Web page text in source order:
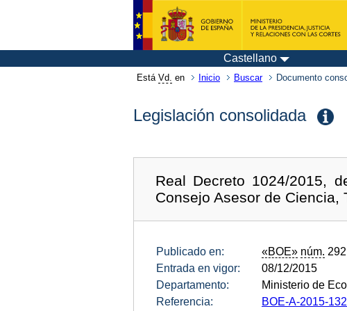
Castellano
Está Vd. en Inicio Buscar Documento
Legislación consolidada
Real Decreto 1024/2015,
Consejo Asesor de Ciencia,
Publicado en: «BOE» núm.
Entrada en vigor:
08/12/2015
Departamento:
Ministerio de
Referencia:
BOE-A-2015-